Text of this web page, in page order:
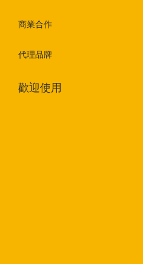
商業合作
代理品牌
歡迎使用